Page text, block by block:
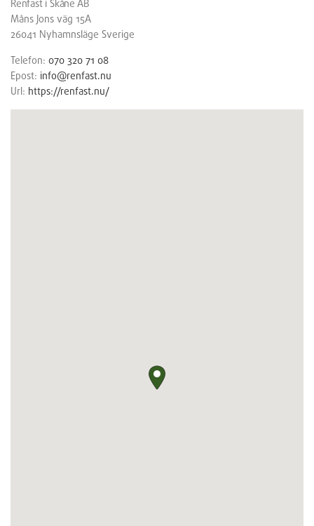
Renfast i Skåne AB
Måns Jons väg 15A
26041 Nyhamnsläge Sverige
Telefon: 070 320 71 08
Epost: info@renfast.nu
Url: https://renfast.nu/